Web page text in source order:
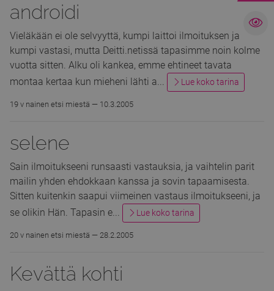
androidi
Vieläkään ei ole selvyyttä, kumpi laittoi ilmoituksen ja
kumpi vastasi, mutta Deitti.netissä tapasimme noin kolme
vuotta sitten. Alku oli kankea, emme ehtineet tavata
montaa kertaa kun mieheni lähti a...
Lue koko tarina
19 v nainen etsi miestä — 10.3.2005
selene
Sain ilmoitukseeni runsaasti vastauksia, ja vaihtelin parit
mailin yhden ehdokkaan kanssa ja sovin tapaamisesta.
Sitten kuitenkin saapui viimeinen vastaus ilmoitukseeni, ja
se olikin Hän. Tapasin e...
Lue koko tarina
20 v nainen etsi miestä — 28.2.2005
Kevättä kohti